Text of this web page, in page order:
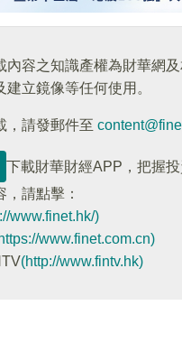
內容之知識產權為財華網
建立鏡像等任何使用。
，請發郵件至
下載財華財經APP，把握
請點擊：
www.finet.hk/)
www.finet.com.cn)
(http://www.fintv.hk)